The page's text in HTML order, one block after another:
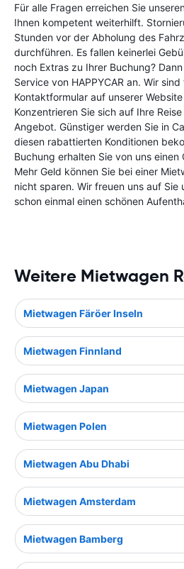
Für alle Fragen erreichen Sie
Ihnen kompetent weiterhilft.
Stunden vor der Abholung des
durchführen. Es fallen keinerlei
noch Extras zu Ihrer Buchung?
Service von HAPPYCAR an. Wir
Kontaktformular auf unserer
Konzentrieren Sie sich auf Ihre
Angebot. Günstiger werden Sie in
diesen rabattierten Konditionen
Buchung erhalten Sie von uns einen
Mehr Geld können Sie bei einer
nicht sparen. Wir freuen uns auf Sie
schon einmal einen schönen
Weitere Mietwagen
Mietwagen Färöer Inseln
Mietwagen Finnland
Mietwagen Japan
Mietwagen Polen
Mietwagen Abu Dhabi
Mietwagen Amsterdam
Mietwagen Bamberg